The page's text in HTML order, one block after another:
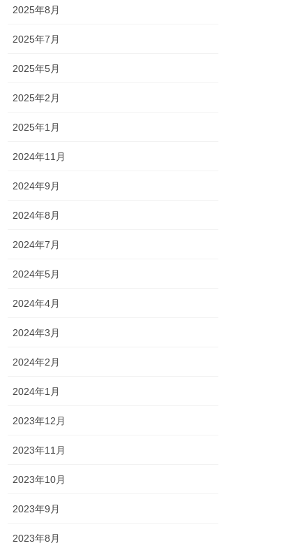
2025年8月
2025年7月
2025年5月
2025年2月
2025年1月
2024年11月
2024年9月
2024年8月
2024年7月
2024年5月
2024年4月
2024年3月
2024年2月
2024年1月
2023年12月
2023年11月
2023年10月
2023年9月
2023年8月